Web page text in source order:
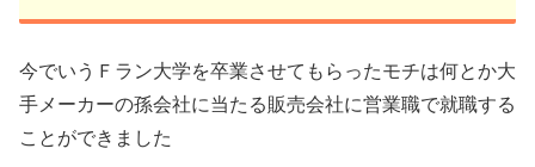
今でいうＦラン大学を卒業させてもらったモチは何とか大
手メーカーの孫会社に当たる販売会社に営業職で就職する
ことができました